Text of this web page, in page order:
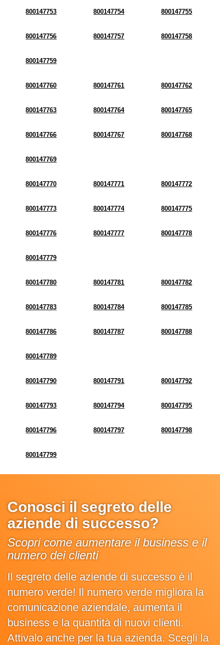
800147753 800147754 800147755
800147756 800147757 800147758
800147759
800147760 800147761 800147762
800147763 800147764 800147765
800147766 800147767 800147768
800147769
800147770 800147771 800147772
800147773 800147774 800147775
800147776 800147777 800147778
800147779
800147780 800147781 800147782
800147783 800147784 800147785
800147786 800147787 800147788
800147789
800147790 800147791 800147792
800147793 800147794 800147795
800147796 800147797 800147798
800147799
Conosci il segreto delle
aziende di successo?
Scopri come aumentare il business e il
numero dei clienti
Il segreto delle aziende di successo è il
numero verde! Il numero verde migliora la
comunicazione aziendale, aumenta il
business e la quantità di nuovi clienti.
Attivalo anche per la tua azienda. Scegli la